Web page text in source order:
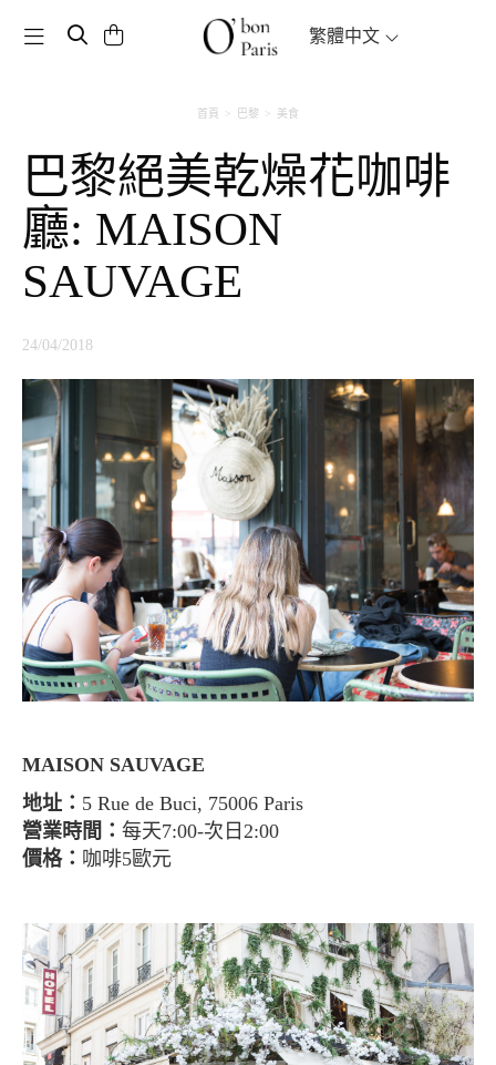
Toggle navigation 繁體中文
首頁 巴黎 美食
巴黎絕美乾燥花咖啡
廳: MAISON
SAUVAGE
24/04/2018
MAISON SAUVAGE
地址： 5 Rue de Buci, 75006 Paris
營業時間： 每天7:00-次日2:00
價格： 咖啡5歐元